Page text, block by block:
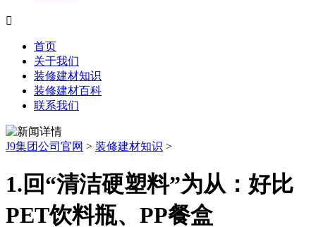

首页
关于我们
装修建材知识
装修建材百科
联系我们
J9集团公司官网 > 装修建材知识 >
1.回“清洁硬塑料”为从：好比
PET饮料瓶、PP餐盒